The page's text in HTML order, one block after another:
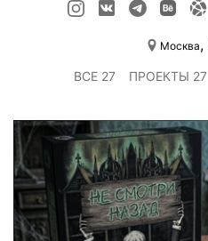
Москва,
ВСЕ 27 ПРОЕКТЫ 27